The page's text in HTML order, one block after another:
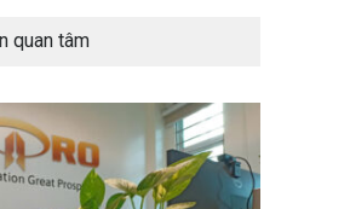
quan tâm